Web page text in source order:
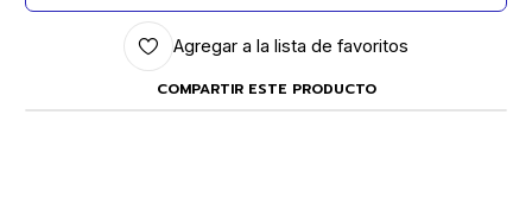
Agregar a la lista de favoritos
COMPARTIR ESTE PRODUCTO